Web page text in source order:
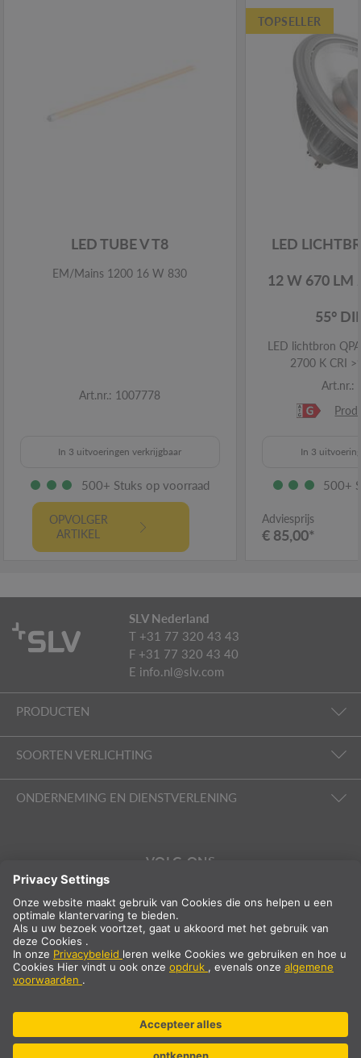
LED TUBE V T8
EM/Mains 1200 16 W 830
Art.nr.: 1007778
In 3 uitvoeringen verkrijgbaar
500+ Stuks op voorraad
OPVOLGER
ARTIKEL
TOPSELLER
LED
12 W 670 LM
55°
LED lichtbron
2700 K CRI
Art.nr.:
In 3
500+
Adviesprijs
€ 85,00*
SLV Nederland
T +31 77 320 43 43
F +31 77 320 43 40
E info.nl@slv.com
PRODUCTEN
SOORTEN VERLICHTING
ONDERNEMING EN DIENSTVERLENING
VOLG ONS
Internationaal
Nederland
Landselectie
* excl. 21% btw en verzendkosten. Prijs geldt alleen voor